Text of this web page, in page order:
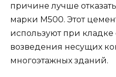
причине лучше
марки M500. Этот
используют при кладке
возведения несущих
многоэтажных зданий.